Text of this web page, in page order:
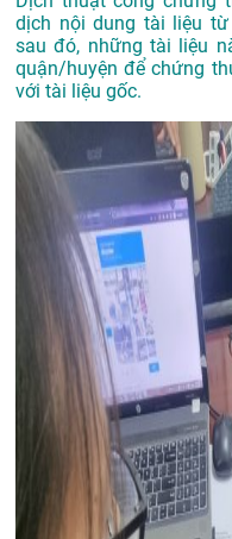
dịch nội dung tài liệu
sau đó, những tài liệu
quận/huyện để chứng
với tài liệu gốc.